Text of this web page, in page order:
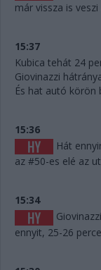
már vissza is
15:37
Kubica tehát 24
Giovinazzi
És hat autó körön
15:36
Hát
az #50-es elé az
15:34
ennyit, 25-26